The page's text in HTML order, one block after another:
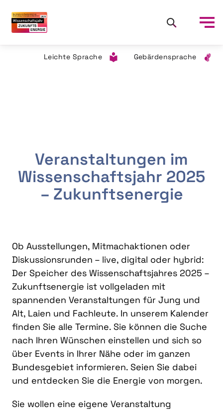
Leichte Sprache Gebärdensprache
Veranstaltungen im
Wissenschaftsjahr 2025
– Zukunftsenergie
Ob Ausstellungen, Mitmachaktionen oder
Diskussionsrunden – live, digital oder hybrid:
Der Speicher des Wissenschaftsjahres 2025 –
Zukunftsenergie ist vollgeladen mit
spannenden Veranstaltungen für Jung und
Alt, Laien und Fachleute. In unserem Kalender
finden Sie alle Termine. Sie können die Suche
nach Ihren Wünschen einstellen und sich so
über Events in Ihrer Nähe oder im ganzen
Bundesgebiet informieren. Seien Sie dabei
und entdecken Sie die Energie von morgen.
Sie wollen eine eigene Veranstaltung